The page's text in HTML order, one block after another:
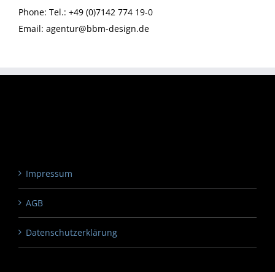
Phone: Tel.: +49 (0)7142 774 19-0
Email: agentur@bbm-design.de
Impressum
AGB
Datenschutzerklärung